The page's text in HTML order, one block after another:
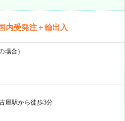
内受発注＋輸出入
合）
屋駅から徒歩3分